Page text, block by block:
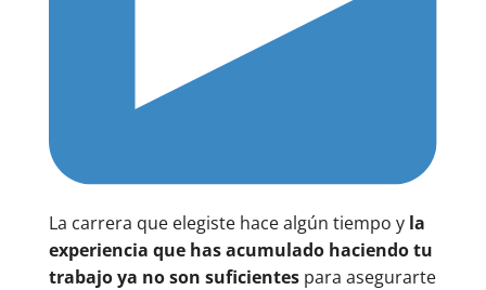
La carrera que elegiste hace algún tiempo y la
experiencia que has acumulado haciendo tu
trabajo ya no son suficientes para asegurarte